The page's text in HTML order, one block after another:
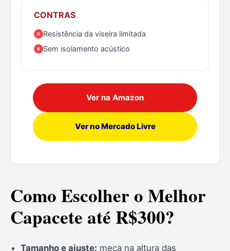
CONTRAS
Resistência da viseira limitada
Sem isolamento acústico
Ver na Amazon
Ver no Mercado Livre
Como Escolher o Melhor
Capacete até R$300?
Tamanho e ajuste: meça na altura das